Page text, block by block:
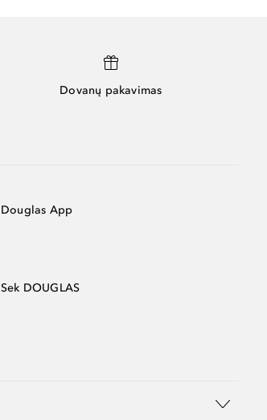
Dovanų pakavimas
Douglas App
Sek DOUGLAS